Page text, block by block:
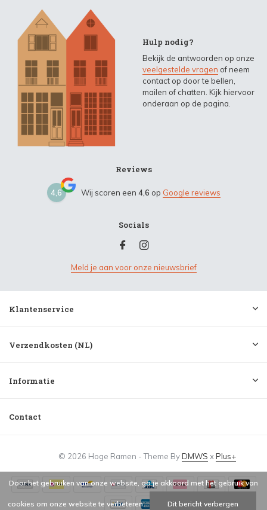
Hulp nodig?
Bekijk de antwoorden op onze
veelgestelde vragen of neem
contact op door te bellen,
mailen of chatten. Kijk hiervoor
onderaan op de pagina.
Reviews
4,6 Wij scoren een 4,6 op Google reviews
Socials
Meld je aan voor onze nieuwsbrief
Klantenservice
Verzendkosten (NL)
Informatie
Contact
© 2026 Hoge Ramen - Theme ByDMWS xPlus+
Door het gebruiken van onze website, ga je akkoord met het gebruik van
cookies om onze website te verbeteren. Dit bericht verbergen